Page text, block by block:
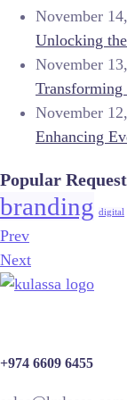
November
Unlocking
November
November
Enhancing
Popular
branding digital
Prev
Next
+974 6609 6455